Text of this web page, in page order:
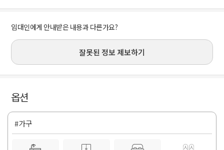
임대인에게 안내받은 내용과 다른가요?
잘못된 정보 제보하기
옵션
#가구